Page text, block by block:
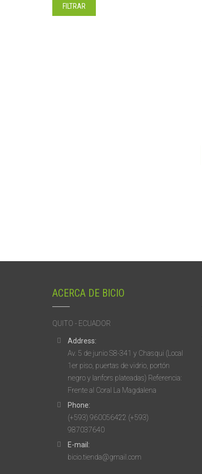
máximo
FILTRAR
ACERCA DE BICIO
QUITO - ECUADOR
Address:
Av. 5 de junio S8-341 y Chasqui (Local
1er piso, puertas de vidrio, portón
negro y lanfors plateadas) Referencia:
Frente al Coral La Magdalena
Phone:
(+593) 960056422 (+593)
987037640
E-mail:
bicio.tienda@gmail.com